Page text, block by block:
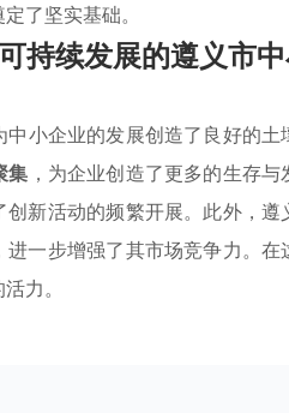
了坚实基础。
持续发展的遵义市
中小企业的发展创造了良好的
集 ，为企业创造了更多的生存
创新活动的频繁开展。此外，
一步增强了其市场竞争力。
力。